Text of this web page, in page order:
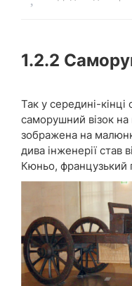
1.2.2
Так у середині-кінці
саморушний візок на
зображена на
дива інженерії став
Кюньо, французький